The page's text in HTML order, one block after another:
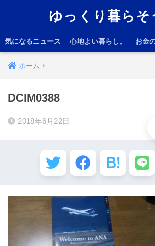
ゆっくり暮らそ
気になるニュース 心地よい暮らし。 お金
ホーム
DCIM0388
2018年6月22日